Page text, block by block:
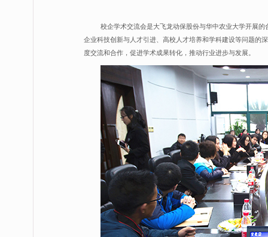
校企学术交流会是大飞龙动保股份与华中农业大学开展
企业科技创新与人才引进、高校人才培养和学科建设等问题的
度交流和合作，促进学术成果转化，推动行业进步与发展。